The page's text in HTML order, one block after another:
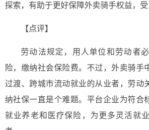
探索，有助于更好保障外卖骑手权益，受
【点评】
劳动法规定，用人单位和劳动者
险，缴纳社会保险费。不过，外卖骑手
过渡、跨城市流动就业的从业者，劳动
纳社保一直是个难题。平台企业为符合
就业养老和医疗保险，为更多灵活就